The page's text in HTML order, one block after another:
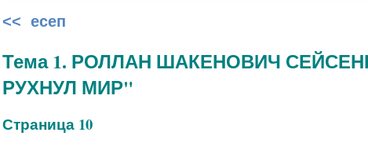
<< есеп
Тема 1. РОЛЛАН ШАКЕНОВИЧ
РУХНУЛ МИР"
Страница 10